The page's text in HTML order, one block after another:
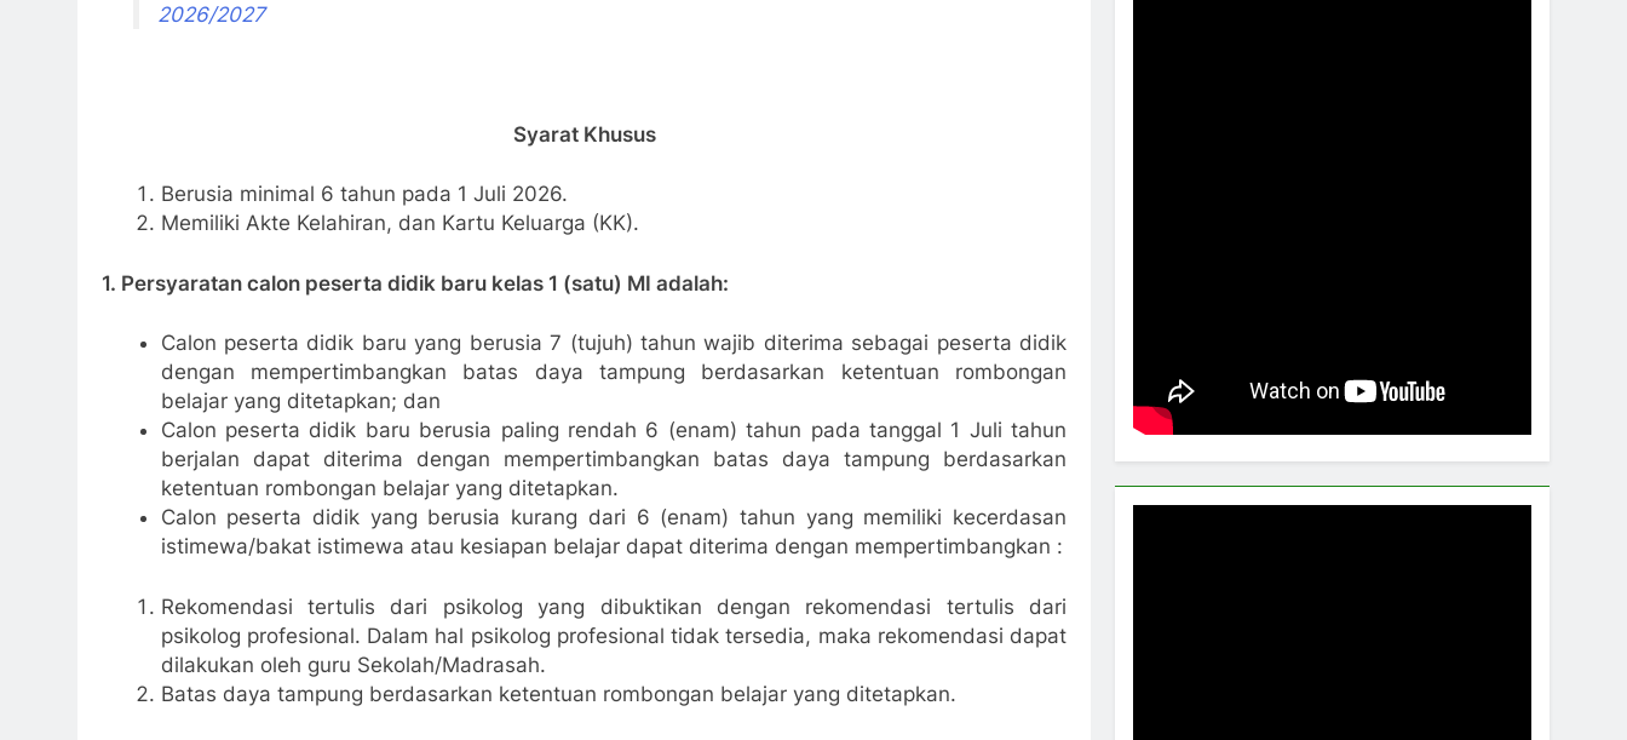
2026/2027
Syarat Khusus
Berusia minimal 6 tahun pada 1 Juli 2026.
Memiliki Akte Kelahiran, dan Kartu Keluarga (KK).
1. Persyaratan calon peserta didik baru kelas 1 (satu) MI adalah:
Calon peserta didik baru yang berusia 7 (tujuh) tahun wajib diterima sebagai peserta didik
dengan mempertimbangkan batas daya tampung berdasarkan ketentuan rombongan
belajar yang ditetapkan; dan
Calon peserta didik baru berusia paling rendah 6 (enam) tahun pada tanggal 1 Juli tahun
berjalan dapat diterima dengan mempertimbangkan batas daya tampung berdasarkan
ketentuan rombongan belajar yang ditetapkan.
Calon peserta didik yang berusia kurang dari 6 (enam) tahun yang memiliki kecerdasan
istimewa/bakat istimewa atau kesiapan belajar dapat diterima dengan mempertimbangkan :
Rekomendasi tertulis dari psikolog yang dibuktikan dengan rekomendasi tertulis dari
psikolog profesional. Dalam hal psikolog profesional tidak tersedia, maka rekomendasi dapat
dilakukan oleh guru Sekolah/Madrasah.
Batas daya tampung berdasarkan ketentuan rombongan belajar yang ditetapkan.